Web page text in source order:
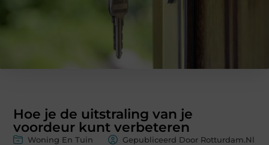
Hoe je de uitstraling van je
voordeur kunt verbeteren
Woning En Tuin Gepubliceerd Door Rotturdam.nl